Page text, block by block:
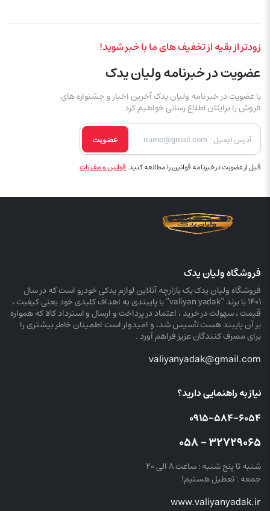
زودتر از بقیه از تخفیف های ما با خبر شوید!
عضویت در خبرنامه ولیان یدک
با عضویت در خبر نامه ولیان یدک آخرین اخبار و جشنواره های
فروش را برایتان اطلاع رسانی خواهیم کرد
عضویت
قبل از عضویت در خبرنامه قوانین را مطالعه کنید.قوانین و مقررات
فروشگاه ولیان یدک
فروشگاه ولیان یدک یک بازارچه آنلاین لوازم یدکی خودرو است که در سال
۱۴۰۱ با برند “valiyan yadak” با پایبندی به اهداف کلیدی خود یعنی کیفیت ،
قیمت ، سهولت در خرید ، اعتماد در پرداخت و ارسال و استرداد کالا که همواره
بر آن پایبند هست تأسیس شد، و امیدوار است اطمینان خاطر بیشتری را
برای مصرف کنندگان عزیز فراهم آورد .
valiyanyadak@gmail.com
نیاز به راهنمایی دارید؟
۰۹۱۵-۵۸۴-۶۰۵۴
۳۲۷۲۹۰۶۵ – ۰۵۸
شنبه تا پنج شنبه : ساعت ۸ الی ۲۰
جمعه : تعطیل هستیم!
www.valiyanyadak.ir